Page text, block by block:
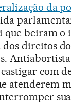
da
que beiram o
dos direitos
com
atenderem